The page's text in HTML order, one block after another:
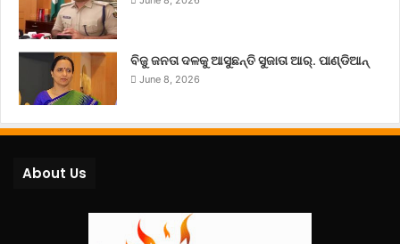
ବିଜୁ ଜନତା ଦଳକୁ ଆସୁଛନ୍ତି ସୁଜାତା ଆର୍‌. ପାଣ୍ଡିଆନ୍
June 8, 2026
About Us